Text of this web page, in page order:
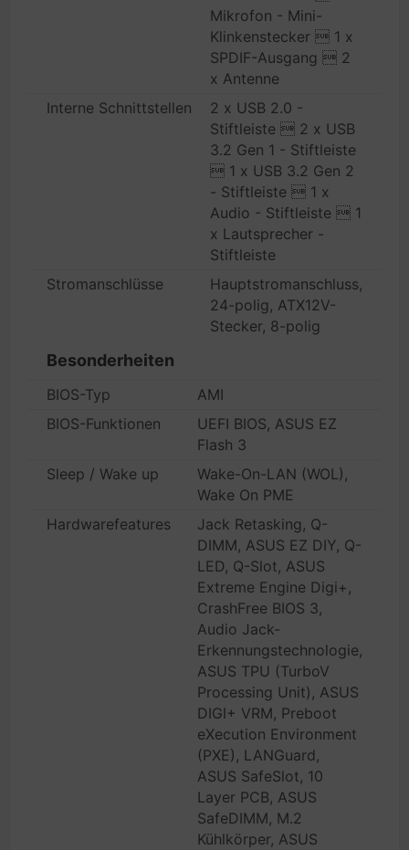
Mikrofon - Mini-
Klinkenstecker  1 x
SPDIF-Ausgang  2
x Antenne
Interne Schnittstellen
2 x USB 2.0 -
Stiftleiste  2 x USB
3.2 Gen 1 - Stiftleiste
 1 x USB 3.2 Gen 2
- Stiftleiste  1 x
Audio - Stiftleiste  1
x Lautsprecher -
Stiftleiste
Stromanschlüsse
Hauptstromanschluss,
24-polig, ATX12V-
Stecker, 8-polig
Besonderheiten
BIOS-Typ
AMI
BIOS-Funktionen
UEFI BIOS, ASUS EZ
Flash 3
Sleep / Wake up
Wake-On-LAN (WOL),
Wake On PME
Hardwarefeatures
Jack Retasking, Q-
DIMM, ASUS EZ DIY, Q-
LED, Q-Slot, ASUS
Extreme Engine Digi+,
CrashFree BIOS 3,
Audio Jack-
Erkennungstechnologie,
ASUS TPU (TurboV
Processing Unit), ASUS
DIGI+ VRM, Preboot
eXecution Environment
(PXE), LANGuard,
ASUS SafeSlot, 10
Layer PCB, ASUS
SafeDIMM, M.2
Kühlkörper, ASUS